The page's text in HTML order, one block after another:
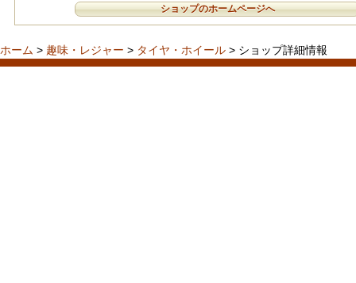
ショップのホームページへ
ホーム > 趣味・レジャー > タイヤ・ホイール > ショップ詳細情報